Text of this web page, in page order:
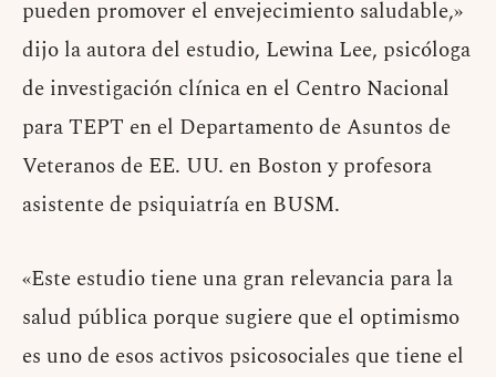
pueden promover el envejecimiento saludable,»
dijo la autora del estudio, Lewina Lee, psicóloga
de investigación clínica en el Centro Nacional
para TEPT en el Departamento de Asuntos de
Veteranos de EE. UU. en Boston y profesora
asistente de psiquiatría en BUSM.
«Este estudio tiene una gran relevancia para la
salud pública porque sugiere que el optimismo
es uno de esos activos psicosociales que tiene el